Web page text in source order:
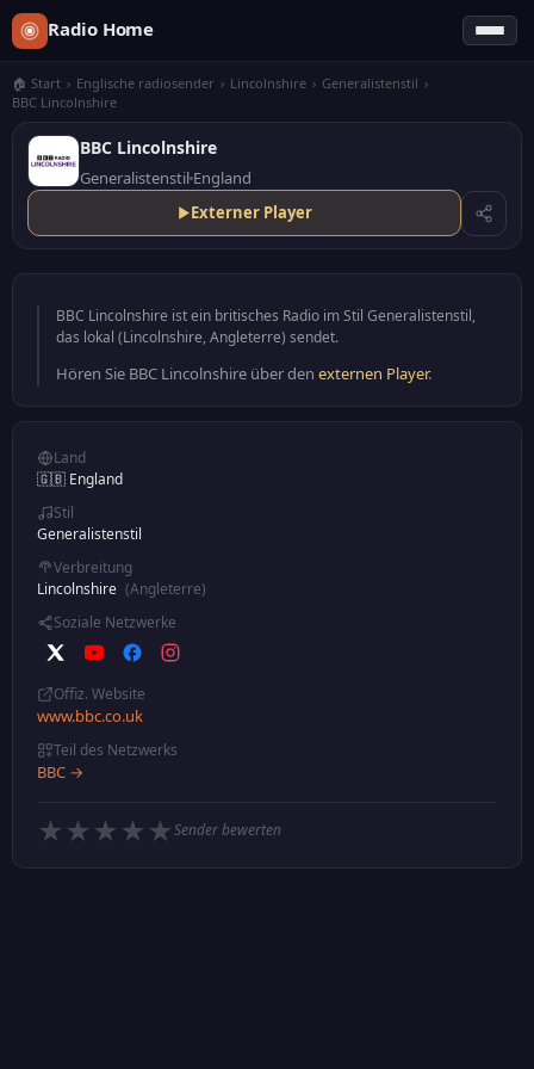
Radio Home
🏠 Start › Englische radiosender › Lincolnshire › Generalistenstil ›
BBC Lincolnshire
BBC Lincolnshire
Generalistenstil England
Externer Player
BBC Lincolnshire ist ein britisches Radio im Stil Generalistenstil,
das lokal (Lincolnshire, Angleterre) sendet.
Hören Sie BBC Lincolnshire über den externen Player.
Land
🇬🇧 England
Stil
Generalistenstil
Verbreitung
Lincolnshire (Angleterre)
Soziale Netzwerke
Offiz. Website
www.bbc.co.uk
Teil des Netzwerks
BBC →
★ ★ ★ ★ ★Sender bewerten